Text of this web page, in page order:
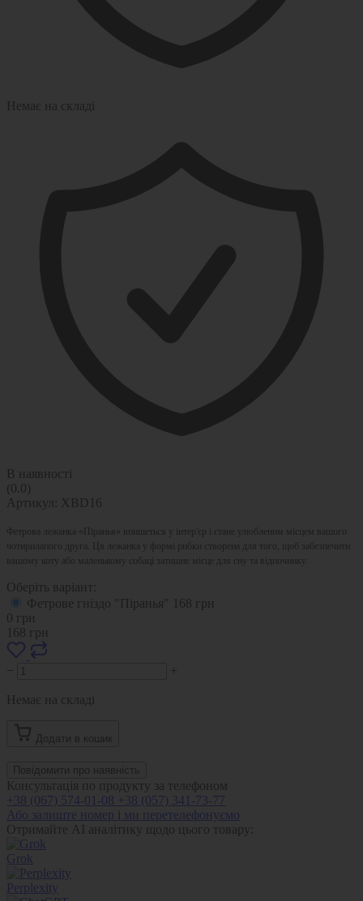
Немає на складі
В наявності
(0.0)
Артикул:
XBD16
Фетрова лежанка «Піранья» впишеться у інтер'єр і стане улюбленим місцем вашого
чотирилапого друга. Ця лежанка у формі рибки створена для того, щоб забезпечити
вашому коту або маленькому собаці затишне місце для сну та відпочинку.
Оберіть варіант:
Фетрове гніздо "Піранья" 168 грн
0 грн
168 грн
+
Немає на складі
Додати в кошик
Повідомити про наявність
Консультація по продукту за телефоном
+38 (067) 574-01-08 +38 (057) 341-73-77
Або залиште номер і ми перетелефонуємо
Отримайте AI аналітику щодо цього товару:
Grok
Perplexity